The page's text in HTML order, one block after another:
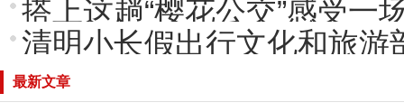
搭上这趟“樱花公交”感受一
清明小长假出行文化和旅游
最新文章